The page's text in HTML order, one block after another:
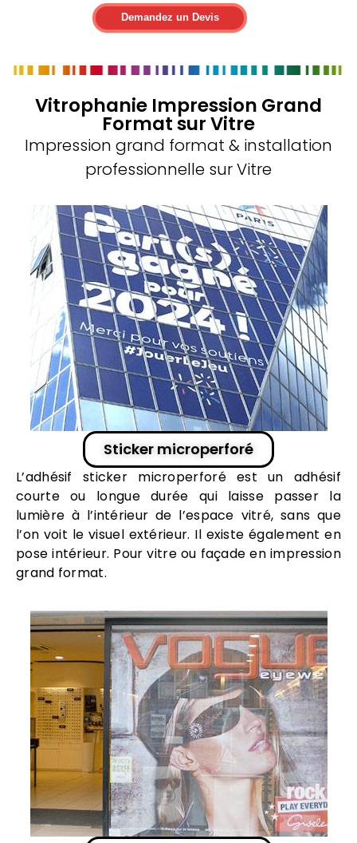
Demandez un Devis
Vitrophanie Impression Grand
Format sur Vitre
Impression grand format & installation
professionnelle surVitre
Sticker microperforé
L’adhésif sticker microperforé est un adhésif
courte ou longue durée qui laisse passer la
lumière à l’intérieur de l’espace vitré, sans que
l’on voit le visuel extérieur. Il existe également en
pose intérieur. Pour vitre ou façade en impression
grand format.